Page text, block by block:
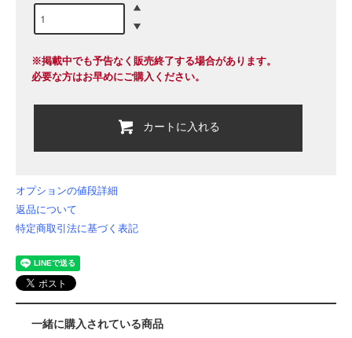
※掲載中でも予告なく販売終了する場合があります。
必要な方はお早めにご購入ください。
カートに入れる
オプションの値段詳細
返品について
特定商取引法に基づく表記
一緒に購入されている商品